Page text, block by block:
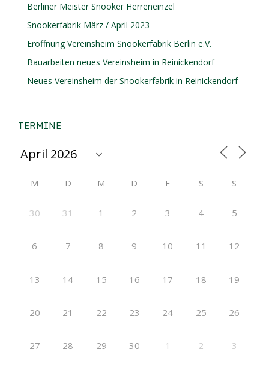
Berliner Meister Snooker Herreneinzel
Snookerfabrik März / April 2023
Eröffnung Vereinsheim Snookerfabrik Berlin e.V.
Bauarbeiten neues Vereinsheim in Reinickendorf
Neues Vereinsheim der Snookerfabrik in Reinickendorf
TERMINE
M D M D F S S
30 31 1 2 3 4 5
6 7 8 9 10 11 12
13 14 15 16 17 18 19
20 21 22 23 24 25 26
27 28 29 30 1 2 3